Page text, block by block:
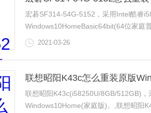
宏碁SF314-54G-5152，采用Intel酷睿
Windows10HomeBasic64bit(64位家庭
Win8系统该怎么办？
2021-03-26
联想昭阳K43c怎么重装原版
联想昭阳K43c(i58250U/8GB/512GB)
Windows10Home(家庭版)。,联想昭阳